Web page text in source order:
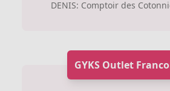
DENIS: Comptoir des
GYKS Outlet